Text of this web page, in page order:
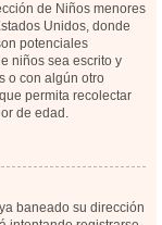
de Niños menores
Unidos, donde
potenciales
niños sea escrito y
o con algún otro
permita recolectar
de edad.
baneado su dirección